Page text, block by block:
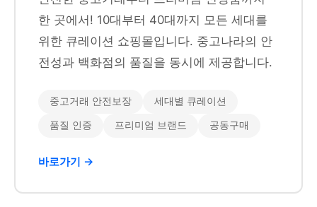
한 곳에서! 10대부터 40대까지 모든 세대를
위한 큐레이션 쇼핑몰입니다. 중고나라의 안
전성과 백화점의 품질을 동시에 제공합니다.
중고거래 안전보장 세대별 큐레이션
품질 인증 프리미엄 브랜드 공동구매
바로가기 →